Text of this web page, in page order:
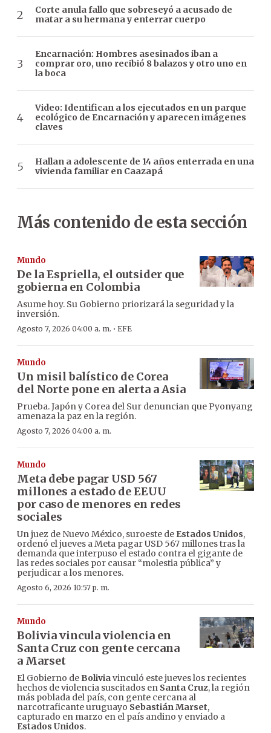
Corte anula fallo que sobreseyó a acusado de
matar a su hermana y enterrar cuerpo
Encarnación: Hombres asesinados iban a
comprar oro, uno recibió 8 balazos y otro uno en
la boca
Video: Identifican a los ejecutados en un parque
ecológico de Encarnación y aparecen imágenes
claves
Hallan a adolescente de 14 años enterrada en una
vivienda familiar en Caazapá
Más contenido de esta sección
Mundo
De la Espriella, el outsider que
gobierna en Colombia
Asume hoy. Su Gobierno priorizará la seguridad y la
inversión.
Agosto 7, 2026 04:00 a. m. · EFE
Mundo
Un misil balístico de Corea
del Norte pone en alerta a Asia
Prueba. Japón y Corea del Sur denuncian que Pyonyang
amenaza la paz en la región.
Agosto 7, 2026 04:00 a. m.
Mundo
Meta debe pagar USD 567
millones a estado de EEUU
por caso de menores en redes
sociales
Un juez de Nuevo México, suroeste de Estados Unidos,
ordenó el jueves a Meta pagar USD 567 millones tras la
demanda que interpuso el estado contra el gigante de
las redes sociales por causar “molestia pública” y
perjudicar a los menores.
Agosto 6, 2026 10:57 p. m.
Mundo
Bolivia vincula violencia en
Santa Cruz con gente cercana
a Marset
El Gobierno de Boliviavinculó este jueves los recientes
hechos de violencia suscitados en Santa Cruz, la región
más poblada del país, con gente cercana al
narcotraficante uruguayo Sebastián Marset,
capturado en marzo en el país andino y enviado a
Estados Unidos.